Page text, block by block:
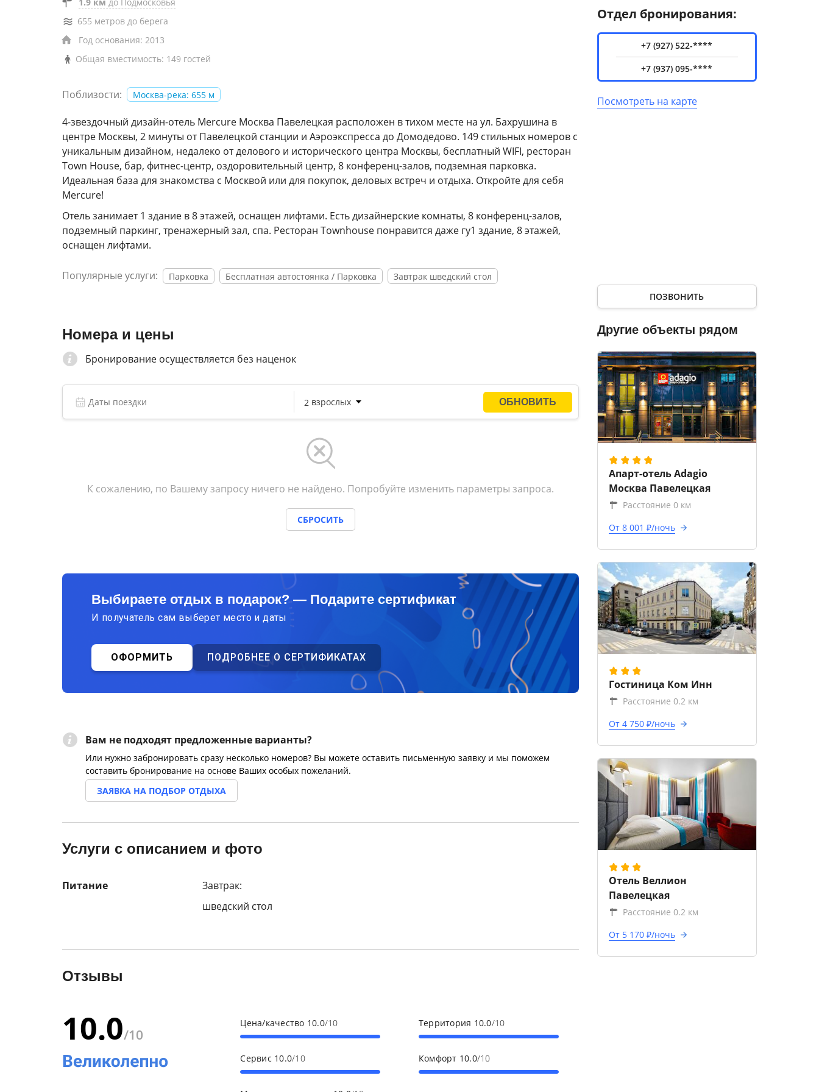
655 метров до берега
Год основания: 2013
Общая вместимость: 149 гостей
Поблизости: Москва-река: 655 м
4-звездочный дизайн-отель Mercure Москва Павелецкая расположен в тихом месте на ул. Бахрушина в
центре Москвы, 2 минуты от Павелецкой станции и Аэроэкспресса до Домодедово. 149 стильных номеров с
уникальным дизайном, недалеко от делового и исторического центра Москвы, бесплатный WIFI, ресторан
Town House, бар, фитнес-центр, оздоровительный центр, 8 конференц-залов, подземная парковка.
Идеальная база для знакомства с Москвой или для покупок, деловых встреч и отдыха. Откройте для себя
Mercure!
Отель занимает 1 здание в 8 этажей, оснащен лифтами. Есть дизайнерские комнаты, 8 конференц-залов,
подземный паркинг, тренажерный зал, спа. Ресторан Townhouse понравится даже гу1 здание, 8 этажей,
оснащен лифтами.
Популярные услуги: Парковка Бесплатная автостоянка / Парковка Завтрак шведский стол
Номера и цены
Бронирование осуществляется без наценок
К сожалению, по Вашему запросу ничего не найдено. Попробуйте изменить параметры запроса.
СБРОСИТЬ
Выбираете отдых в подарок? — Подарите сертификат
И получатель сам выберет место и даты
ОФОРМИТЬ ПОДРОБНЕЕ О СЕРТИФИКАТАХ
Вам не подходят предложенные варианты?
Или нужно забронировать сразу несколько номеров? Вы можете оставить письменную заявку и мы поможем
составить бронирование на основе Ваших особых пожеланий.
ЗАЯВКА НА ПОДБОР ОТДЫХА
Услуги с описанием и фото
Питание
Завтрак:
шведский стол
Отзывы
10.0/10
Цена/качество 10.0/10
Сервис 10.0/10
Территория 10.0/10
Комфорт 10.0/10
Отдел бронирования:
+7 (927) 522-****
+7 (937) 095-****
Посмотреть на карте
ПОЗВОНИТЬ
Другие объекты рядом
Апарт-отель Adagio
Москва Павелецкая
Расстояние 0 км
От 8 001 ₽/ночь
Гостиница Ком Инн
Расстояние 0.2 км
От 4 750 ₽/ночь
Отель Веллион
Павелецкая
Расстояние 0.2 км
От 5 170 ₽/ночь